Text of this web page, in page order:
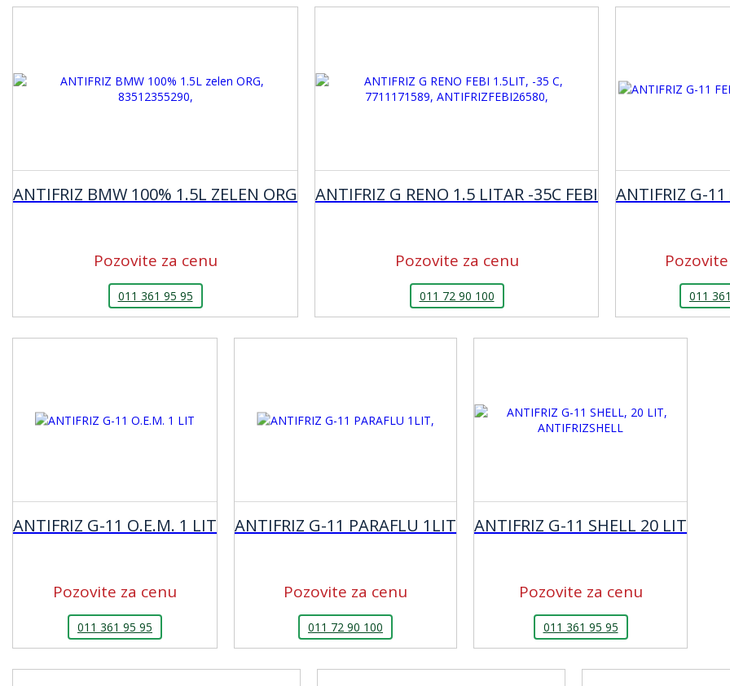
ANTIFRIZ BMW 100% 1.5L ZELEN ORG
Pozovite za cenu
011 361 95 95
ANTIFRIZ G RENO 1.5 LITAR -35C FEBI
Pozovite za cenu
011 72 90 100
ANTIFRIZ G-
011
ANTIFRIZ G-11 O.E.M. 1 LIT
Pozovite za cenu
011 361 95 95
ANTIFRIZ G-11 PARAFLU 1LIT
Pozovite za cenu
011 72 90 100
ANTIFRIZ G-11 SHELL 20 LIT
Pozovite za cenu
011 361 95 95